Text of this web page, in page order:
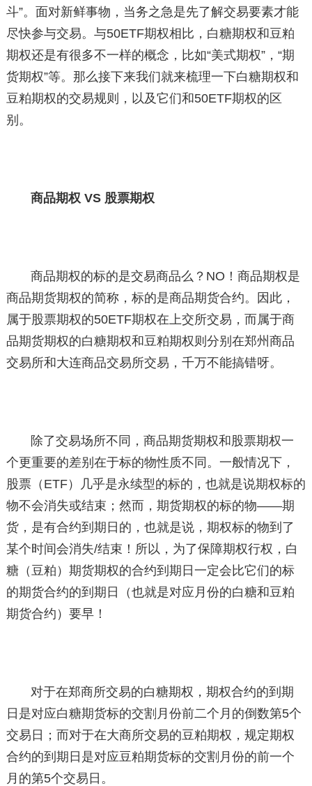
斗”。面对新鲜事物，当务之急是先了解交易要素才能
尽快参与交易。与50ETF期权相比，白糖期权和豆粕
期权还是有很多不一样的概念，比如“美式期权”，“期
货期权”等。那么接下来我们就来梳理一下白糖期权和
豆粕期权的交易规则，以及它们和50ETF期权的区
别。
商品期权 VS 股票期权
商品期权的标的是交易商品么？NO！商品期权是
商品期货期权的简称，标的是商品期货合约。因此，
属于股票期权的50ETF期权在上交所交易，而属于商
品期货期权的白糖期权和豆粕期权则分别在郑州商品
交易所和大连商品交易所交易，千万不能搞错呀。
除了交易场所不同，商品期货期权和股票期权一
个更重要的差别在于标的物性质不同。一般情况下，
股票（ETF）几乎是永续型的标的，也就是说期权标的
物不会消失或结束；然而，期货期权的标的物——期
货，是有合约到期日的，也就是说，期权标的物到了
某个时间会消失/结束！所以，为了保障期权行权，白
糖（豆粕）期货期权的合约到期日一定会比它们的标
的期货合约的到期日（也就是对应月份的白糖和豆粕
期货合约）要早！
对于在郑商所交易的白糖期权，期权合约的到期
日是对应白糖期货标的交割月份前二个月的倒数第5个
交易日；而对于在大商所交易的豆粕期权，规定期权
合约的到期日是对应豆粕期货标的交割月份的前一个
月的第5个交易日。